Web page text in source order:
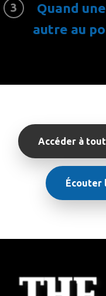
Quand
autre au
Accéder à
Écouter